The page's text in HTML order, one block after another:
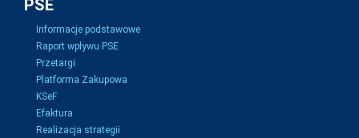
PSE
Informacje podstawowe
Raport wpływu PSE
Przetargi
Platforma Zakupowa
KSeF
Efaktura
Realizacja strategii